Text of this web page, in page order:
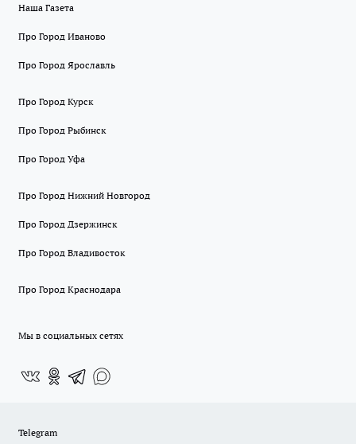
Наша Газета
Про Город Иваново
Про Город Ярославль
Про Город Курск
Про Город Рыбинск
Про Город Уфа
Про Город Нижний Новгород
Про Город Дзержинск
Про Город Владивосток
Про Город Краснодара
Мы в социальных сетях
Telegram